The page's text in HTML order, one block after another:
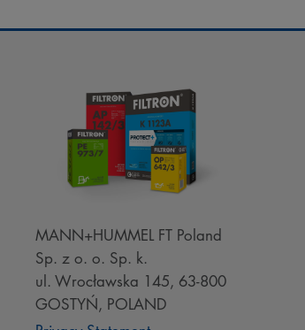
MANN+HUMMEL FT Poland
Sp. z o. o. Sp. k.
ul. Wrocławska 145, 63-800
GOSTYŃ, POLAND